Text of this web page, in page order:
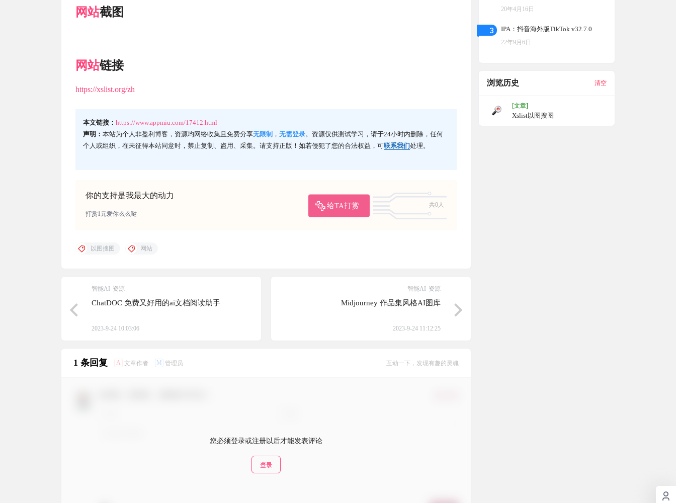
网站截图
网站链接
https://xslist.org/zh
本文链接： https://www.appmiu.com/17412.html
声明： 本站为个人非盈利博客，资源均网络收集且免费分享无限制 ， 无需登录。资源仅供测试学习，请于24小时内删除，任何
个人或组织，在未征得本站同意时，禁止复制、盗用、采集。请支持正版！如若侵犯了您的合法权益，可联系我们处理。
你的支持是我最大的动力
给TA打赏
共0人
打赏1元爱你么么哒
以图搜图 网站
智能AI 资源
ChatDOC 免费又好用的ai文档阅读助手
2023-9-24 10:03:06
智能AI 资源
Midjourney 作品集风格AI图库
2023-9-24 11:12:25
1 条回复 A 文章作者 M 管理员 互动一下，发现有趣的灵魂
您必须登录或注册以后才能发表评论
登录
20年4月16日
3 IPA：抖音海外版TikTok v32.7.0
22年9月6日
浏览历史 清空
[文章]
Xslist以图搜图